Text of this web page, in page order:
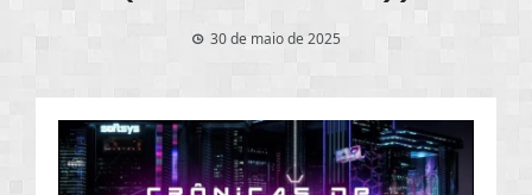
30 de maio de 2025